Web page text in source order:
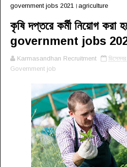
government jobs 2021।agriculture
কৃষি দপ্তরে কর্মী নিয়োগ করা
government jobs
Karmasandhan Recruitment
Government job